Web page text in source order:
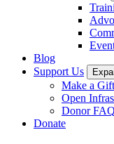
Blog
Support Us
Make a Gift
Open
Donor FAQ
Donate